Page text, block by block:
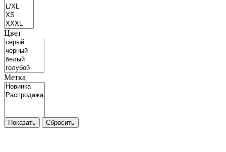
Цвет
Метка
Показать Сбросить